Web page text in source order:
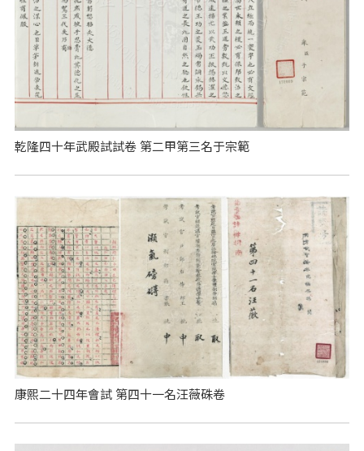
乾隆四十年武殿試試卷 第二甲第三名于宗範
康熙二十四年會試 第四十一名汪薇硃卷